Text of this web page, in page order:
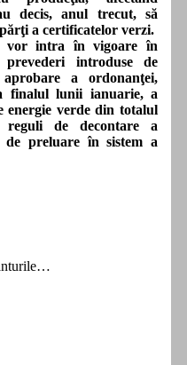
decis, anul trecut, să
a certificatelor verzi.
vor intra în vigoare în
prevederi introduse de
a ordonanţei,
finalul lunii ianuarie, a
energie verde din totalul
reguli de decontare a
preluare în sistem a